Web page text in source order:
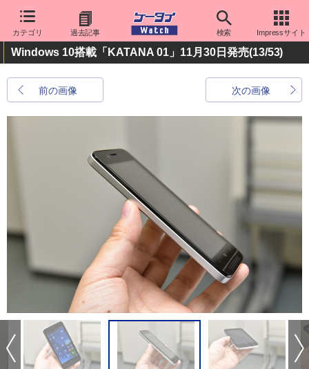
カテゴリ 過去記事 検索 Impressサイト
Windows 10搭載「KATANA 01」11月30日発売(13/53)
前の画像 次の画像